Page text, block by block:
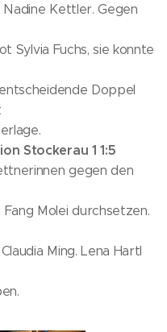
Kettler. Gegen
Sylvia Fuchs, sie konnte
Doppel
Stockerau 1 1:5
gegen den
Molei durchsetzen.
Ming. Lena Hartl